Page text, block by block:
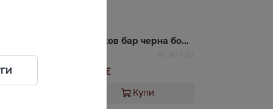
44,44 €/кг
Ябълков бар черна боровинка без захар
40,80 €/кг
2,04 €
Купи